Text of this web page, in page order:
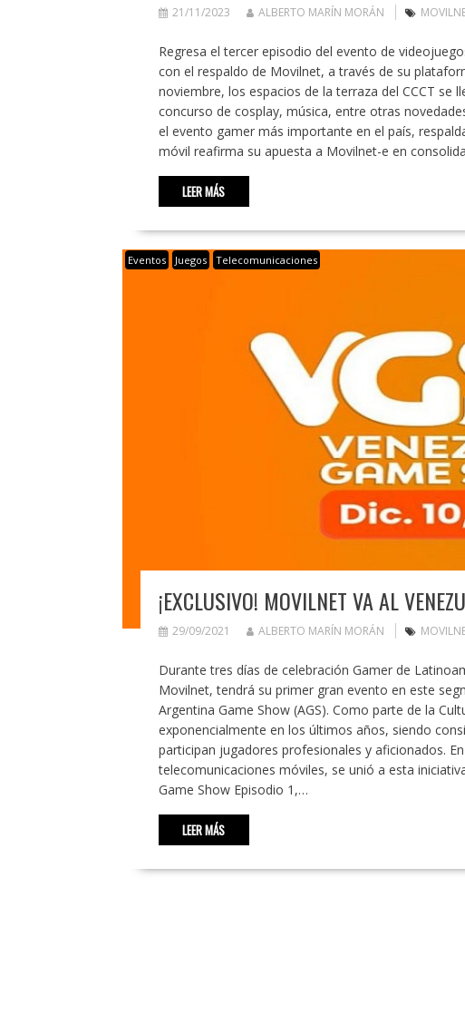
21/11/2023 ALBERTO MARÍN MORÁN
Regresa el tercer episodio del evento de
con el respaldo de Movilnet, a través de su
noviembre, los espacios de la terraza del CCCT se
concurso de cosplay, música, entre otras
el evento gamer más importante en el país,
móvil reafirma su apuesta a Movilnet-e en
LEER MÁS
Eventos Juegos Telecomunicaciones
¡EXCLUSIVO! MOVILNET VA AL
29/09/2021 ALBERTO MARÍN MORÁN
Durante tres días de celebración Gamer de
Movilnet, tendrá su primer gran evento en este
Argentina Game Show (AGS). Como parte de la
exponencialmente en los últimos años, siendo
participan jugadores profesionales y aficionados.
telecomunicaciones móviles, se unió a esta
Game Show Episodio 1,…
LEER MÁS